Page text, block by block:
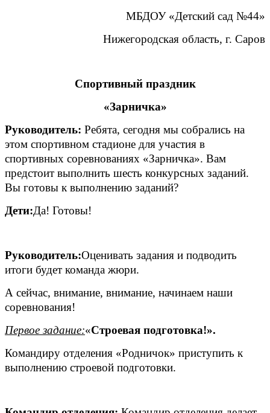
МБДОУ «Детский сад №44»
Нижегородская область, г. Саров
Спортивный праздник
«Зарничка»
Руководитель: Ребята, сегодня мы собрались на
этом спортивном стадионе для участия в
спортивных соревнованиях «Зарничка». Вам
предстоит выполнить шесть конкурсных заданий.
Вы готовы к выполнению заданий?
Дети:Да! Готовы!
Руководитель:Оценивать задания и подводить
итоги будет команда жюри.
А сейчас, внимание, внимание, начинаем наши
соревнования!
Первое задание:«Строевая подготовка!».
Командиру отделения «Родничок» приступить к
выполнению строевой подготовки.